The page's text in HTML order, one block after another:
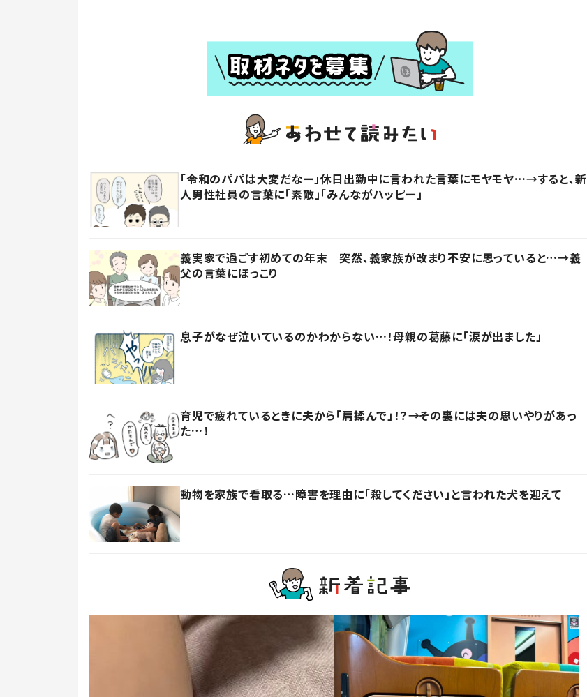
「令和のパパは大変だなー」休日出勤中に言われた言葉にモヤモヤ…→すると、新
人男性社員の言葉に「素敵」「みんながハッピー」
義実家で過ごす初めての年末 突然、義家族が改まり不安に思っていると…→義
父の言葉にほっこり
息子がなぜ泣いているのかわからない…！母親の葛藤に「涙が出ました」
育児で疲れているときに夫から「肩揉んで」！？→その裏には夫の思いやりがあっ
た…！
動物を家族で看取る…障害を理由に「殺してください」と言われた犬を迎えて